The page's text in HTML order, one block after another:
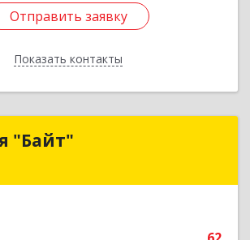
Отправить заявку
Показать контакты
Отправить заявку
Назад
"Байт"Компания "Байт"